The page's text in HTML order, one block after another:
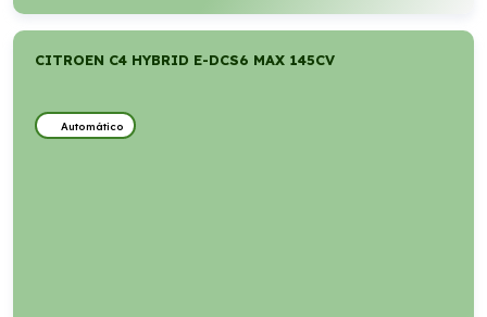
CITROEN C4 HYBRID E-DCS6 MAX 145CV
Automático